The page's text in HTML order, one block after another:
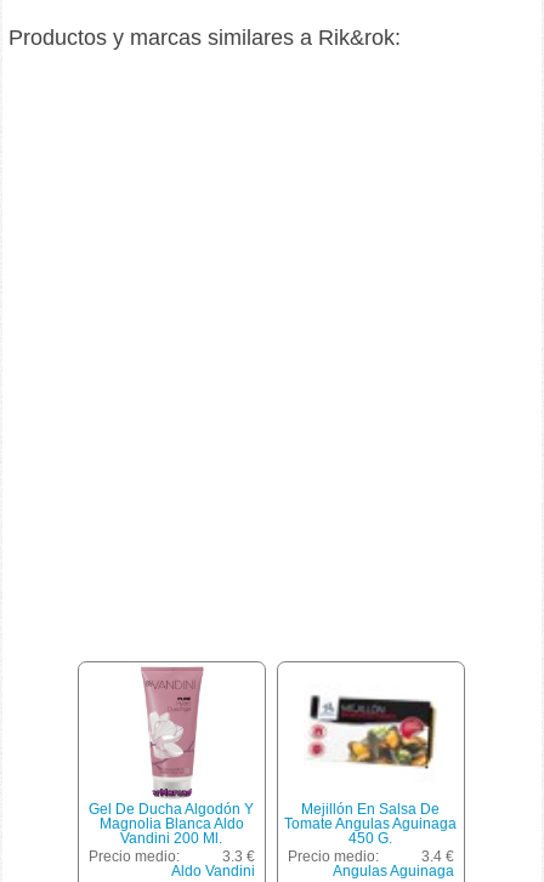
Productos y marcas similares a Rik&rok:
Gel De Ducha Algodón Y
Magnolia Blanca Aldo
Vandini 200 Ml.
Precio medio:
3.3 €
Aldo Vandini
Mejillón En Salsa De
Tomate Angulas Aguinaga
450 G.
Precio medio:
3.4 €
Angulas Aguinaga